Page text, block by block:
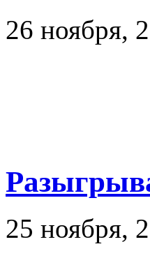
26 ноября,
25 ноября,